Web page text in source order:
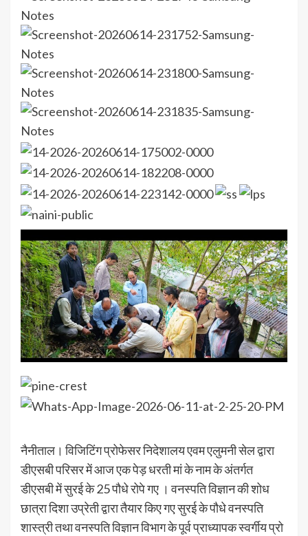
नैनीताल। विजिटिंग प्रोफेसर निदेशालय एवम एलुमनी सेल द्वारा
डीएसबी परिसर में आज एक पेड़ धरती मां के नाम के अंतर्गत
डीएसबी में सुरई के 25 पौधे रोपे गए । वनस्पति विज्ञान की शोध
छात्रा दिशा उप्रेती द्वारा तैयार किए गए सुरई के पौधे वनस्पति
शास्त्री तथा वनस्पति विज्ञान विभाग के पूर्व प्राध्यापक स्वर्गीय प्रो